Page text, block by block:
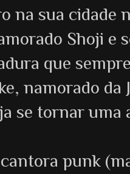
na sua cidade
Shoji e
que
namorado
se tornar uma
cantora punk